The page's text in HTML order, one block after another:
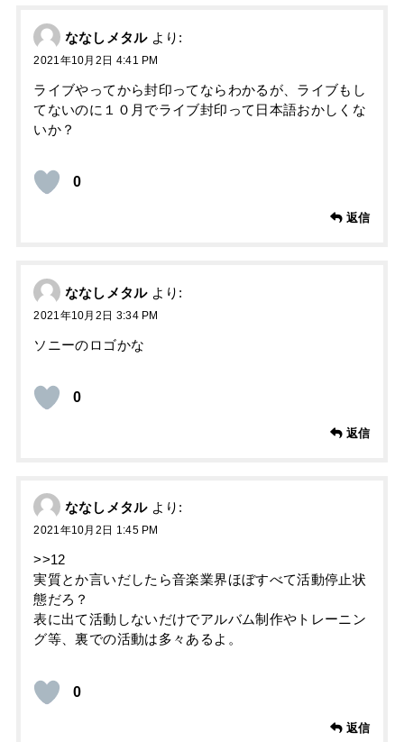
ななしメタル より:
2021年10月2日 4:41 PM
ライブやってから封印ってならわかるが、ライブもし
てないのに１０月でライブ封印って日本語おかしくな
いか？
0
返信
ななしメタル より:
2021年10月2日 3:34 PM
ソニーのロゴかな
0
返信
ななしメタル より:
2021年10月2日 1:45 PM
>>12
実質とか言いだしたら音楽業界ほぼすべて活動停止状
態だろ？
表に出て活動しないだけでアルバム制作やトレーニン
グ等、裏での活動は多々あるよ。
0
返信